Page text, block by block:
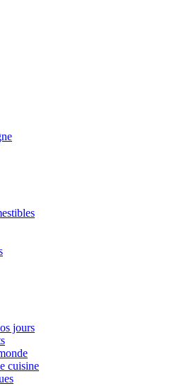
jours
cuisine